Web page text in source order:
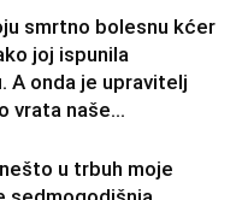
smrtno bolesnu kćer
joj ispunila
A onda je upravitelj
vrata naše...
u trbuh moje